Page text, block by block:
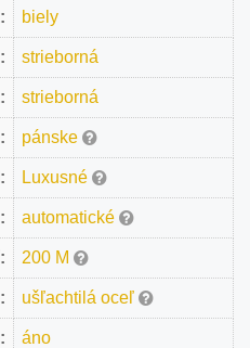
biely
strieborná
strieborná
pánske
Luxusné
automatické
200 M
ušľachtilá oceľ
áno